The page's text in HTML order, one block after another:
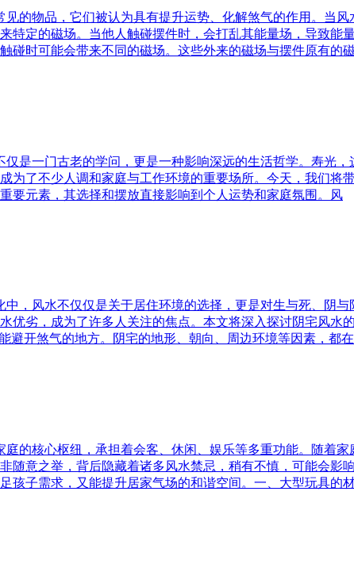
的物品，它们被认为具有提升运势、化解煞气的作用。当
特定的磁场。当他人触碰摆件时，会打乱其能量场，导致能
碰时可能会带来不同的磁场。这些外来的磁场与摆件原有的
是一门古老的学问，更是一种影响深远的生活哲学。寿光
为了不少人调和家庭与工作环境的重要场所。今天，我们将
要元素，其选择和摆放直接影响到个人运势和家庭氛围。风
，风水不仅仅是关于居住环境的选择，更是对生与死、阴
优劣，成为了许多人关注的焦点。本文将深入探讨阴宅风水
避开煞气的地方。阴宅的地形、朝向、周边环境等因素，都
的核心枢纽，承担着会客、休闲、娱乐等多重功能。随着
随意之举，背后隐藏着诸多风水禁忌，稍有不慎，可能会影
孩子需求，又能提升居家气场的和谐空间。一、大型玩具的